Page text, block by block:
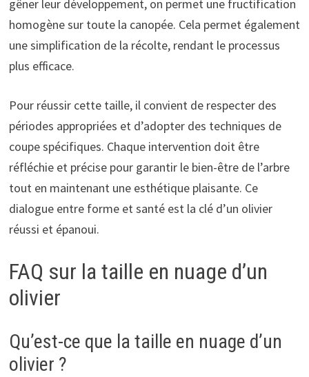
gêner leur développement, on permet une fructification
homogène sur toute la canopée. Cela permet également
une simplification de la récolte, rendant le processus
plus efficace.
Pour réussir cette taille, il convient de respecter des
périodes appropriées et d’adopter des techniques de
coupe spécifiques. Chaque intervention doit être
réfléchie et précise pour garantir le bien-être de l’arbre
tout en maintenant une esthétique plaisante. Ce
dialogue entre forme et santé est la clé d’un olivier
réussi et épanoui.
FAQ sur la taille en nuage d’un
olivier
Qu’est-ce que la taille en nuage d’un
olivier ?